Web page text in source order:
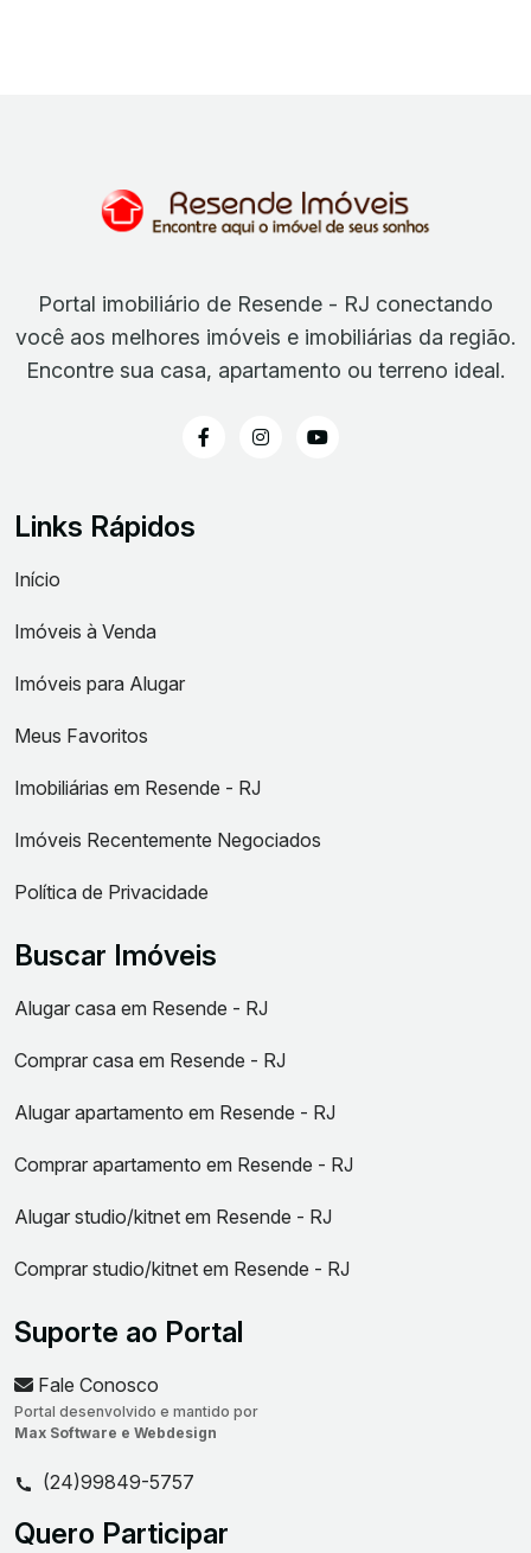
Portal imobiliário de Resende - RJ conectando
você aos melhores imóveis e imobiliárias da região.
Encontre sua casa, apartamento ou terreno ideal.
Links Rápidos
Início
Imóveis à Venda
Imóveis para Alugar
Meus Favoritos
Imobiliárias em Resende - RJ
Imóveis Recentemente Negociados
Política de Privacidade
Buscar Imóveis
Alugar casa em Resende - RJ
Comprar casa em Resende - RJ
Alugar apartamento em Resende - RJ
Comprar apartamento em Resende - RJ
Alugar studio/kitnet em Resende - RJ
Comprar studio/kitnet em Resende - RJ
Suporte ao Portal
Fale Conosco
Portal desenvolvido e mantido por
Max Software e Webdesign
(24)99849-5757
Quero Participar